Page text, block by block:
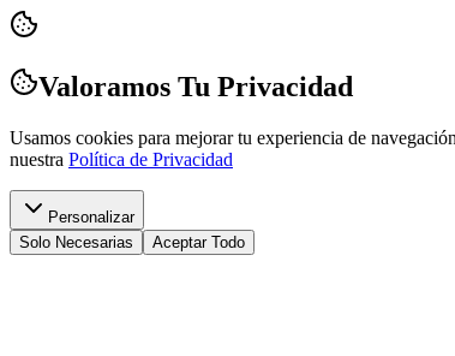
Valoramos Tu Privacidad
Usamos cookies para mejorar tu experiencia de
nuestra Política de Privacidad
Personalizar
Solo Necesarias
Aceptar Todo